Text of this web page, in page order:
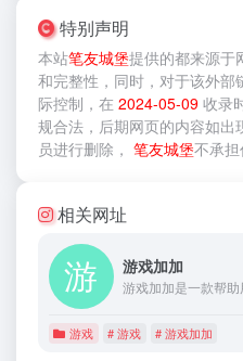
特别声明
本站笔友城堡提供的都来源于
和完整性，同时，对于该外部
际控制，在 2024-05-09 收录
规合法，后期网页的内容如
员进行删除， 笔友城堡不承担
相关网址
游戏加加
游戏 # 游戏 # 游戏加加